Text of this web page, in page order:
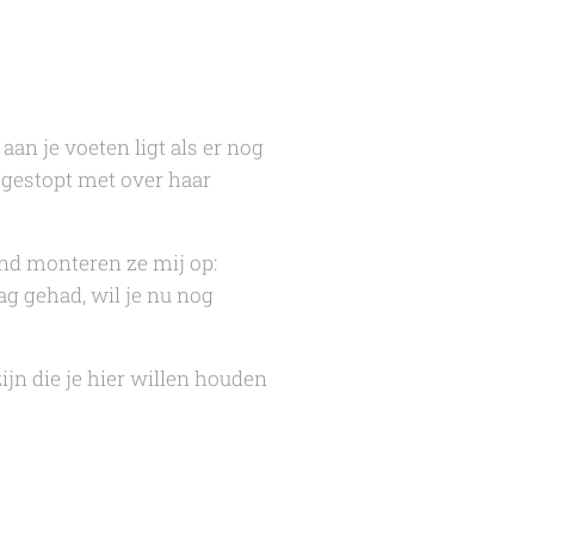
je voeten ligt als er nog
met over haar
monteren ze mij op:
gehad, wil je nu nog
die je hier willen houden